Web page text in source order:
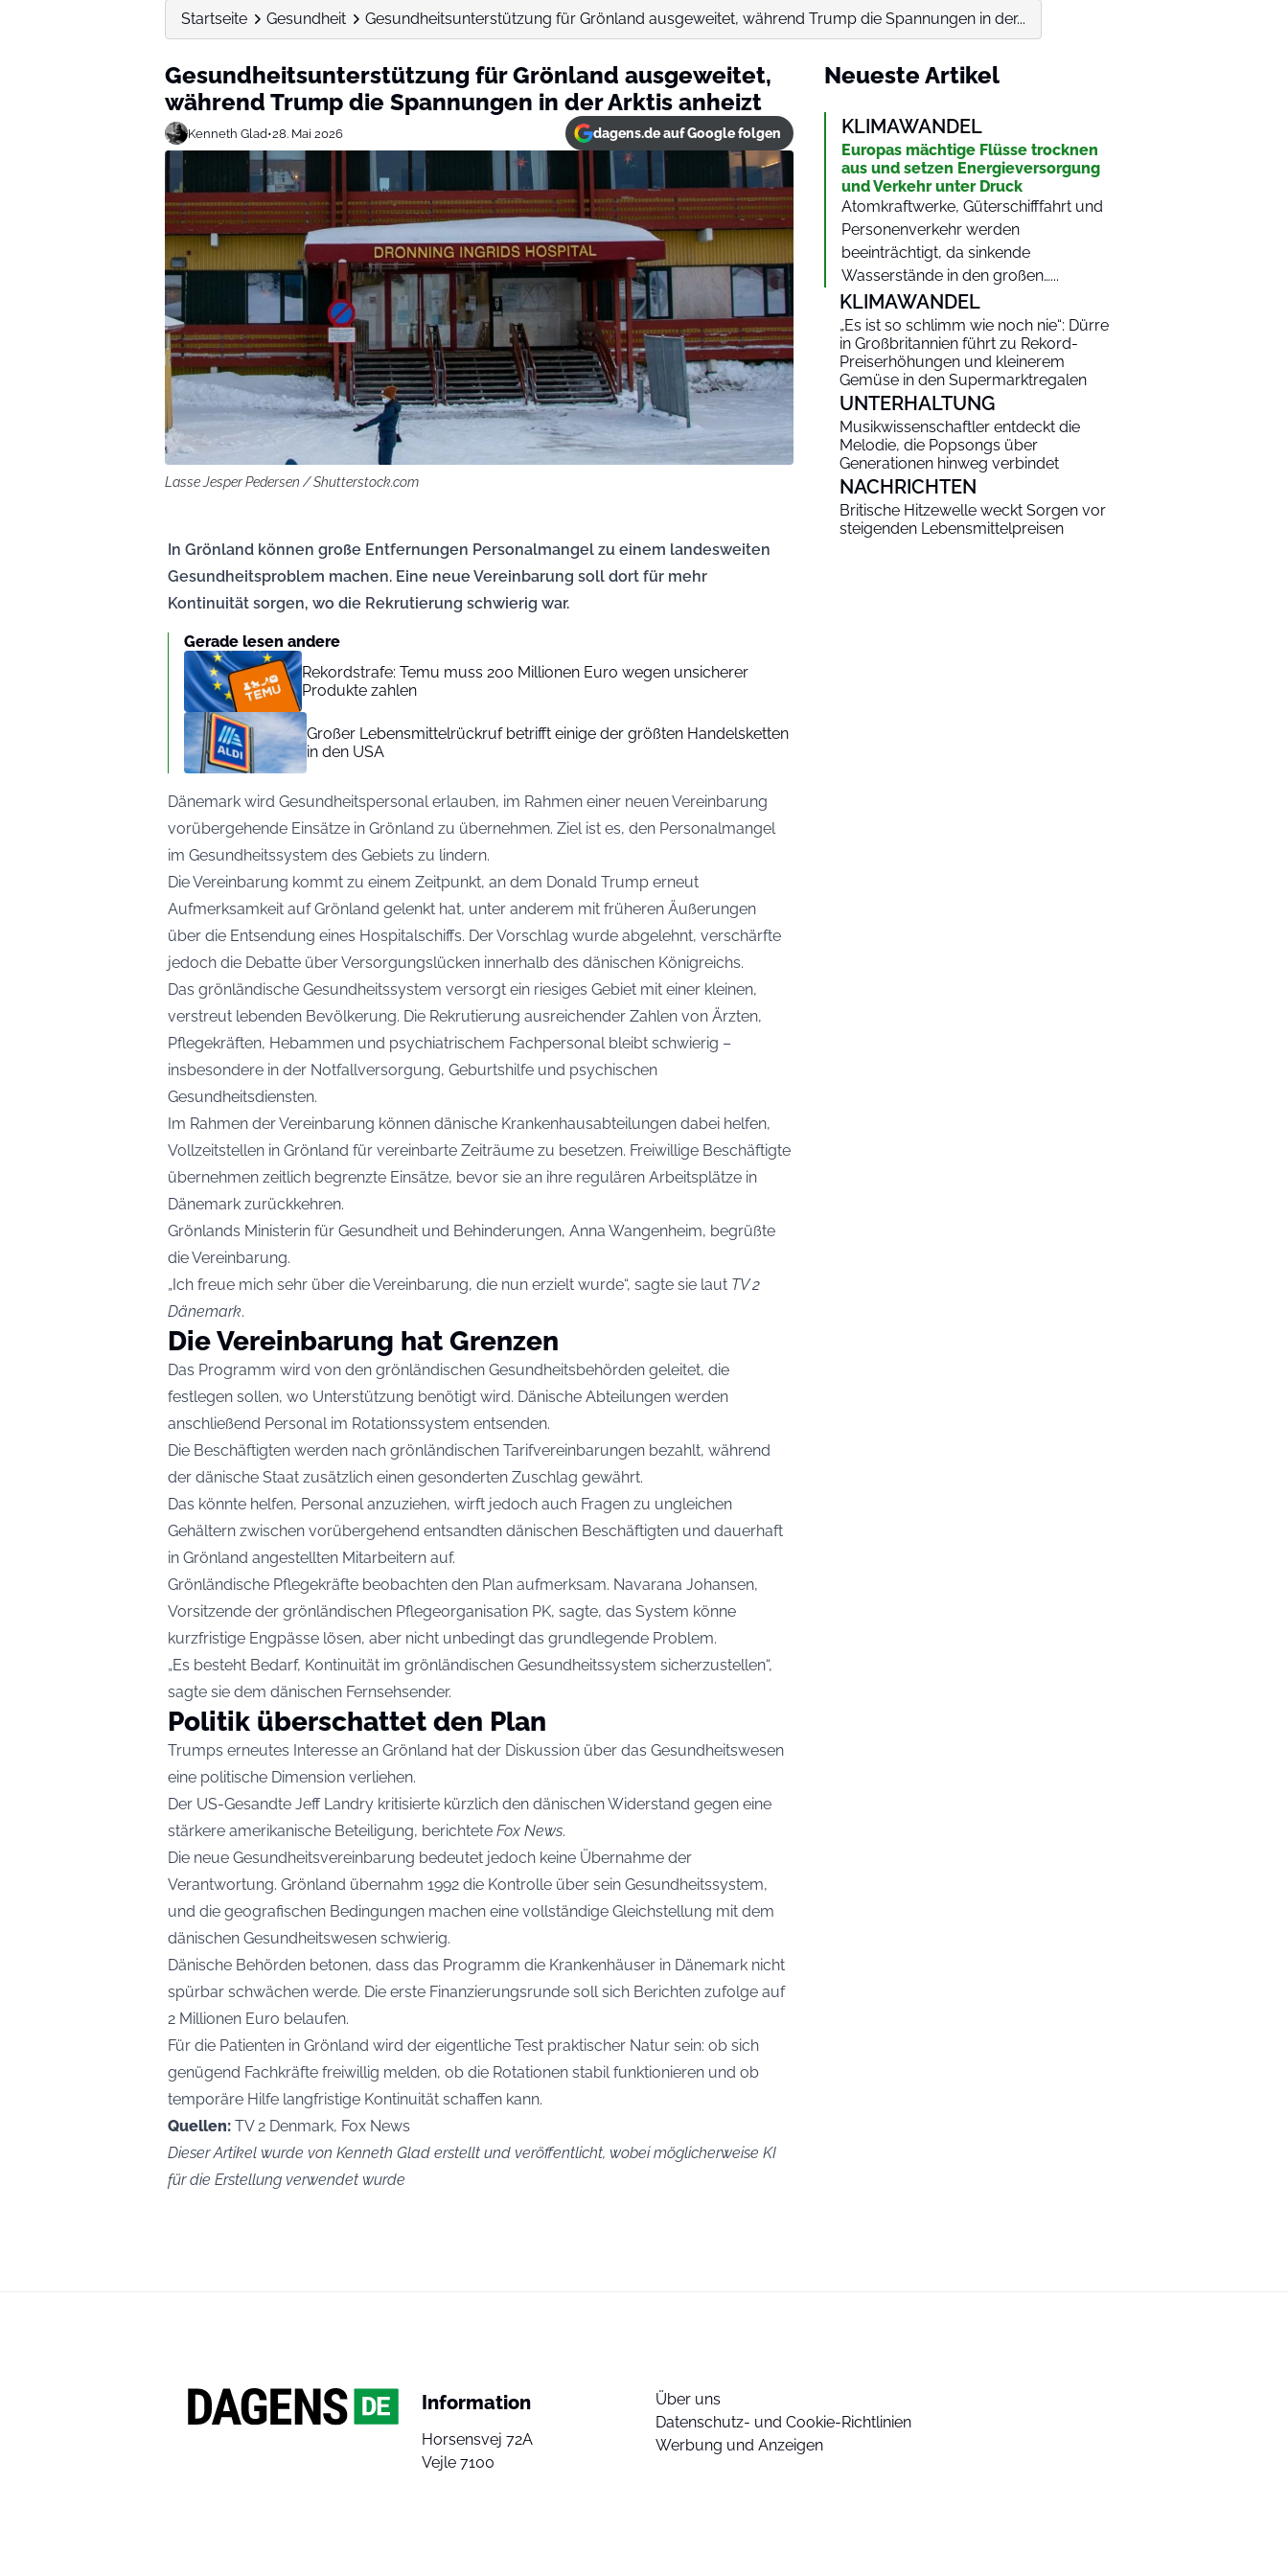
Startseite Gesundheit Gesundheitsunterstützung für Grönland ausgeweitet, während Trump die Spannungen in der...
Gesundheitsunterstützung für Grönland ausgeweitet,
während Trump die Spannungen in der Arktis anheizt
Kenneth Glad•28. Mai 2026 dagens.de auf Google folgen
Lasse Jesper Pedersen / Shutterstock.com
In Grönland können große Entfernungen Personalmangel zu einem landesweiten
Gesundheitsproblem machen. Eine neue Vereinbarung soll dort für mehr
Kontinuität sorgen, wo die Rekrutierung schwierig war.
Gerade lesen andere
Rekordstrafe: Temu muss 200 Millionen Euro wegen unsicherer
Produkte zahlen
Großer Lebensmittelrückruf betrifft einige der größten Handelsketten
in den USA
Dänemark wird Gesundheitspersonal erlauben, im Rahmen einer neuen Vereinbarung
vorübergehende Einsätze in Grönland zu übernehmen. Ziel ist es, den Personalmangel
im Gesundheitssystem des Gebiets zu lindern.
Die Vereinbarung kommt zu einem Zeitpunkt, an dem Donald Trump erneut
Aufmerksamkeit auf Grönland gelenkt hat, unter anderem mit früheren Äußerungen
über die Entsendung eines Hospitalschiffs. Der Vorschlag wurde abgelehnt, verschärfte
jedoch die Debatte über Versorgungslücken innerhalb des dänischen Königreichs.
Das grönländische Gesundheitssystem versorgt ein riesiges Gebiet mit einer kleinen,
verstreut lebenden Bevölkerung. Die Rekrutierung ausreichender Zahlen von Ärzten,
Pflegekräften, Hebammen und psychiatrischem Fachpersonal bleibt schwierig –
insbesondere in der Notfallversorgung, Geburtshilfe und psychischen
Gesundheitsdiensten.
Im Rahmen der Vereinbarung können dänische Krankenhausabteilungen dabei helfen,
Vollzeitstellen in Grönland für vereinbarte Zeiträume zu besetzen. Freiwillige Beschäftigte
übernehmen zeitlich begrenzte Einsätze, bevor sie an ihre regulären Arbeitsplätze in
Dänemark zurückkehren.
Grönlands Ministerin für Gesundheit und Behinderungen, Anna Wangenheim, begrüßte
die Vereinbarung.
„Ich freue mich sehr über die Vereinbarung, die nun erzielt wurde“, sagte sie laut TV 2
Dänemark.
Die Vereinbarung hat Grenzen
Das Programm wird von den grönländischen Gesundheitsbehörden geleitet, die
festlegen sollen, wo Unterstützung benötigt wird. Dänische Abteilungen werden
anschließend Personal im Rotationssystem entsenden.
Die Beschäftigten werden nach grönländischen Tarifvereinbarungen bezahlt, während
der dänische Staat zusätzlich einen gesonderten Zuschlag gewährt.
Das könnte helfen, Personal anzuziehen, wirft jedoch auch Fragen zu ungleichen
Gehältern zwischen vorübergehend entsandten dänischen Beschäftigten und dauerhaft
in Grönland angestellten Mitarbeitern auf.
Grönländische Pflegekräfte beobachten den Plan aufmerksam. Navarana Johansen,
Vorsitzende der grönländischen Pflegeorganisation PK, sagte, das System könne
kurzfristige Engpässe lösen, aber nicht unbedingt das grundlegende Problem.
„Es besteht Bedarf, Kontinuität im grönländischen Gesundheitssystem sicherzustellen“,
sagte sie dem dänischen Fernsehsender.
Politik überschattet den Plan
Trumps erneutes Interesse an Grönland hat der Diskussion über das Gesundheitswesen
eine politische Dimension verliehen.
Der US-Gesandte Jeff Landry kritisierte kürzlich den dänischen Widerstand gegen eine
stärkere amerikanische Beteiligung, berichtete Fox News.
Die neue Gesundheitsvereinbarung bedeutet jedoch keine Übernahme der
Verantwortung. Grönland übernahm 1992 die Kontrolle über sein Gesundheitssystem,
und die geografischen Bedingungen machen eine vollständige Gleichstellung mit dem
dänischen Gesundheitswesen schwierig.
Dänische Behörden betonen, dass das Programm die Krankenhäuser in Dänemark nicht
spürbar schwächen werde. Die erste Finanzierungsrunde soll sich Berichten zufolge auf
2 Millionen Euro belaufen.
Für die Patienten in Grönland wird der eigentliche Test praktischer Natur sein: ob sich
genügend Fachkräfte freiwillig melden, ob die Rotationen stabil funktionieren und ob
temporäre Hilfe langfristige Kontinuität schaffen kann.
Quellen: TV 2 Denmark, Fox News
Dieser Artikel wurde von Kenneth Glad erstellt und veröffentlicht, wobei möglicherweise KI
für die Erstellung verwendet wurde
Neueste Artikel
KLIMAWANDEL
Europas mächtige Flüsse trocknen
aus und setzen Energieversorgung
und Verkehr unter Druck
Atomkraftwerke, Güterschifffahrt und
Personenverkehr werden
beeinträchtigt, da sinkende
Wasserstände in den großen…...
KLIMAWANDEL
„Es ist so schlimm wie noch nie“: Dürre
in Großbritannien führt zu Rekord-
Preiserhöhungen und kleinerem
Gemüse in den Supermarktregalen
UNTERHALTUNG
Musikwissenschaftler entdeckt die
Melodie, die Popsongs über
Generationen hinweg verbindet
NACHRICHTEN
Britische Hitzewelle weckt Sorgen vor
steigenden Lebensmittelpreisen
Information
Horsensvej 72A
Vejle 7100
Über uns
Datenschutz- und Cookie-Richtlinien
Werbung und Anzeigen